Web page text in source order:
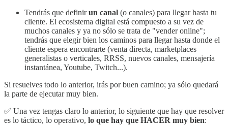
Tendrás que definirun canal (o canales) para llegar hasta tu
cliente. El ecosistema digital está compuesto a su vez de
muchos canales y ya no sólo se trata de "vender online";
tendrás que elegir bien los caminos para llegar hasta donde el
cliente espera encontrarte (venta directa, marketplaces
generalistas o verticales, RRSS, nuevos canales, mensajería
instantánea, Youtube, Twitch...).
Si resuelves todo lo anterior, irás por buen camino; ya sólo quedará
la parte de ejecutar muy bien.
✅ Una vez tengas claro lo anterior, lo siguiente que hay que resolver
es lo táctico, lo operativo, lo que hay que HACER muy bien: